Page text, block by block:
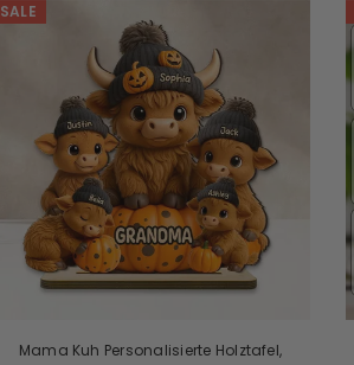
SALE
Mama Kuh Personalisierte Holztafel,